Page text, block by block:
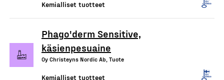
Kemialliset tuotteet
Phago'derm Sensitive,
käsienpesuaine
Oy Christeyns Nordic Ab, Tuote
Kemialliset tuotteet